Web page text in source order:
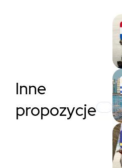
Inne
propozycje